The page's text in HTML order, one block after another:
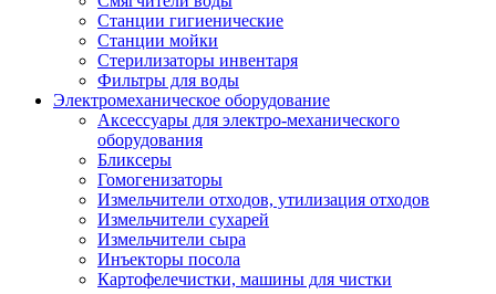
Станции гигиенические
Станции мойки
Стерилизаторы инвентаря
Фильтры для воды
Электромеханическое оборудование
Аксессуары для электро-механического
оборудования
Бликсеры
Гомогенизаторы
Измельчители отходов, утилизация отходов
Измельчители сухарей
Измельчители сыра
Инъекторы посола
Картофелечистки, машины для чистки